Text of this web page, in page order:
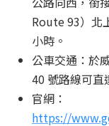
Route 93）北
小時。
公車交通：於
40 號路線可直
官網：
https://